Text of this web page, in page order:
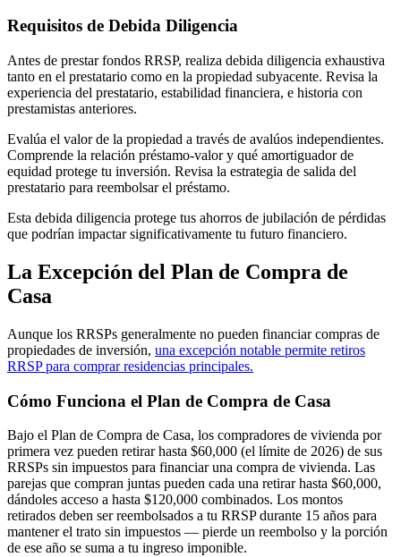
Requisitos de Debida Diligencia
Antes de prestar fondos RRSP, realiza debida diligencia exhaustiva
tanto en el prestatario como en la propiedad subyacente. Revisa la
experiencia del prestatario, estabilidad financiera, e historia con
prestamistas anteriores.
Evalúa el valor de la propiedad a través de avalúos independientes.
Comprende la relación préstamo-valor y qué amortiguador de
equidad protege tu inversión. Revisa la estrategia de salida del
prestatario para reembolsar el préstamo.
Esta debida diligencia protege tus ahorros de jubilación de pérdidas
que podrían impactar significativamente tu futuro financiero.
La Excepción del Plan de Compra de
Casa
Aunque los RRSPs generalmente no pueden financiar compras de
propiedades de inversión, una excepción notable permite retiros
RRSP para comprar residencias principales.
Cómo Funciona el Plan de Compra de Casa
Bajo el Plan de Compra de Casa, los compradores de vivienda por
primera vez pueden retirar hasta $60,000 (el límite de 2026) de sus
RRSPs sin impuestos para financiar una compra de vivienda. Las
parejas que compran juntas pueden cada una retirar hasta $60,000,
dándoles acceso a hasta $120,000 combinados. Los montos
retirados deben ser reembolsados a tu RRSP durante 15 años para
mantener el trato sin impuestos — pierde un reembolso y la porción
de ese año se suma a tu ingreso imponible.